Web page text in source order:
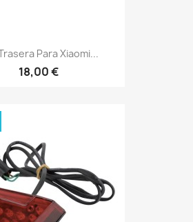
Para Xiaomi...
18,00 €